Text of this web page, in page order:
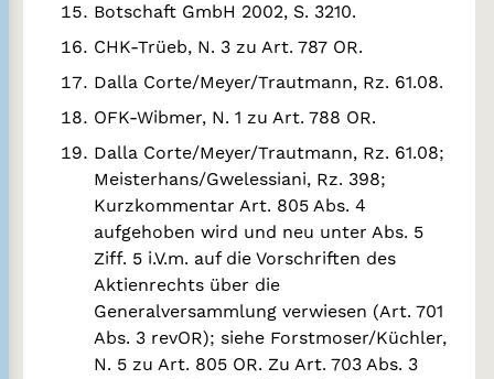
Botschaft GmbH 2002, S. 3210.
CHK-Trüeb, N. 3 zu Art. 787 OR.
Dalla Corte/Meyer/Trautmann, Rz. 61.08.
OFK-Wibmer, N. 1 zu Art. 788 OR.
Dalla Corte/Meyer/Trautmann, Rz. 61.08;
Meisterhans/Gwelessiani, Rz. 398;
Kurzkommentar Art. 805 Abs. 4
aufgehoben wird und neu unter Abs. 5
Ziff. 5 i.V.m. auf die Vorschriften des
Aktienrechts über die
Generalversammlung verwiesen (Art. 701
Abs. 3 revOR); siehe Forstmoser/Küchler,
N. 5 zu Art. 805 OR. Zu Art. 703 Abs. 3